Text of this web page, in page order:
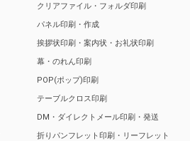
クリアファイル・フォルダ印刷
パネル印刷・作成
挨拶状印刷・案内状・お礼状印刷
幕・のれん印刷
POP(ポップ)印刷
テーブルクロス印刷
DM・ダイレクトメール印刷・発送
折りパンフレット印刷・リーフレット